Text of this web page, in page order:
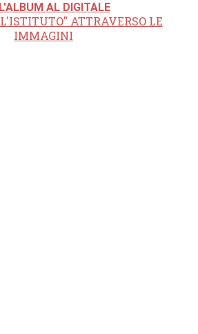
AL DIGITALE
ATTRAVERSO LE
IMMAGINI